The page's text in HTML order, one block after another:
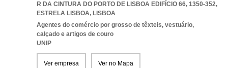
R DA CINTURA DO PORTO DE LISBOA EDIFÍCIO 66, 1350-352,
ESTRELA LISBOA, LISBOA
Agentes do comércio por grosso de têxteis, vestuário,
calçado e artigos de couro
UNIP
Ver empresa Ver no Mapa